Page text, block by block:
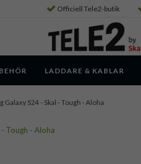
Officiell Tele2-butik
LADDARE & KABLAR
Galaxy S24 - Skal - Tough - Aloha